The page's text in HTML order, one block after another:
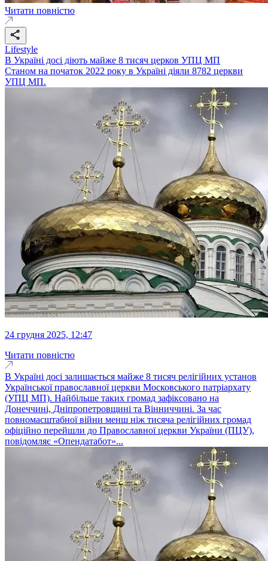
Читати повністю
Lifestyle
В Україні досі діють майже 8 тисяч церков УПЦ МП
Станом на початок 2022 року в Україні діяли 8782 церкви
УПЦ МП.
24 грудня 2025, 12:47
Читати повністю
В Україні досі залишається майже 8 тисяч релігійних установ
Української православної церкви Московського патріархату
(УПЦ МП). Найбільше таких громад зафіксовано на
Донеччині, Дніпропетровщині та Вінниччині. За час
повномасштабної війни менш ніж тисяча релігійних громад
офіційно перейшли до Православної церкви України (ПЦУ),
повідомляє «Опендатабот»...